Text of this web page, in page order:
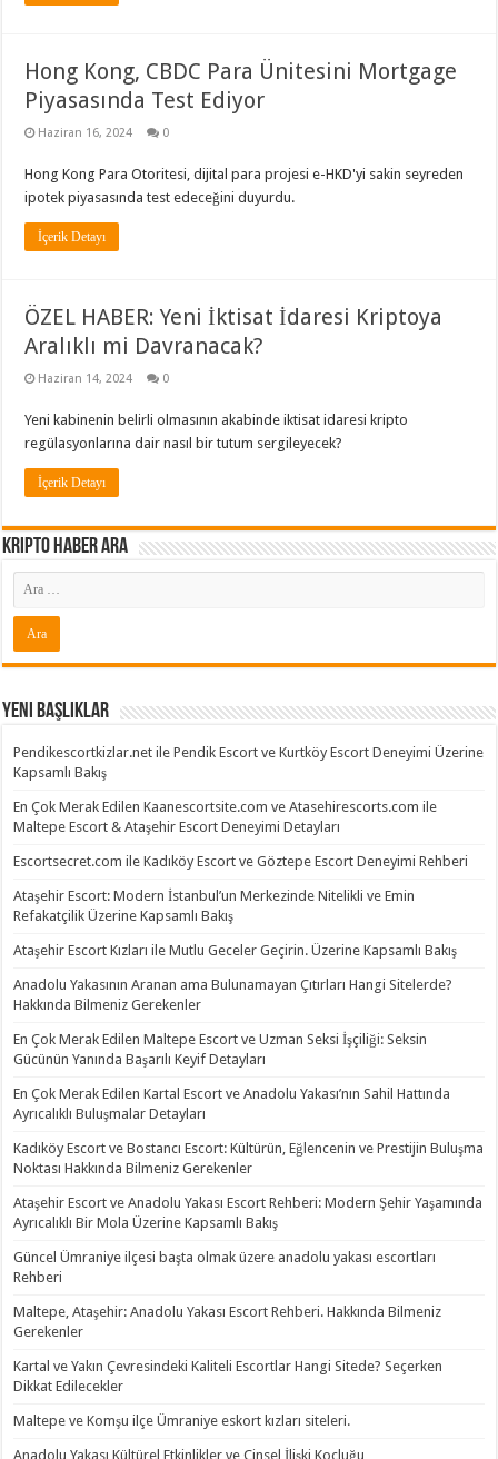
Hong Kong, CBDC Para Ünitesini Mortgage
Piyasasında Test Ediyor
Haziran 16, 2024 0
Hong Kong Para Otoritesi, dijital para projesi e-HKD'yi sakin seyreden
ipotek piyasasında test edeceğini duyurdu.
İçerik Detayı
ÖZEL HABER: Yeni İktisat İdaresi Kriptoya
Aralıklı mi Davranacak?
Haziran 14, 2024 0
Yeni kabinenin belirli olmasının akabinde iktisat idaresi kripto
regülasyonlarına dair nasıl bir tutum sergileyecek?
İçerik Detayı
Kripto Haber ARA
Yeni Başlıklar
Pendikescortkizlar.net ile Pendik Escort ve Kurtköy Escort Deneyimi Üzerine
Kapsamlı Bakış
En Çok Merak Edilen Kaanescortsite.com ve Atasehirescorts.com ile
Maltepe Escort & Ataşehir Escort Deneyimi Detayları
Escortsecret.com ile Kadıköy Escort ve Göztepe Escort Deneyimi Rehberi
Ataşehir Escort: Modern İstanbul’un Merkezinde Nitelikli ve Emin
Refakatçilik Üzerine Kapsamlı Bakış
Ataşehir Escort Kızları ile Mutlu Geceler Geçirin. Üzerine Kapsamlı Bakış
Anadolu Yakasının Aranan ama Bulunamayan Çıtırları Hangi Sitelerde?
Hakkında Bilmeniz Gerekenler
En Çok Merak Edilen Maltepe Escort ve Uzman Seksi İşçiliği: Seksin
Gücünün Yanında Başarılı Keyif Detayları
En Çok Merak Edilen Kartal Escort ve Anadolu Yakası’nın Sahil Hattında
Ayrıcalıklı Buluşmalar Detayları
Kadıköy Escort ve Bostancı Escort: Kültürün, Eğlencenin ve Prestijin Buluşma
Noktası Hakkında Bilmeniz Gerekenler
Ataşehir Escort ve Anadolu Yakası Escort Rehberi: Modern Şehir Yaşamında
Ayrıcalıklı Bir Mola Üzerine Kapsamlı Bakış
Güncel Ümraniye ilçesi başta olmak üzere anadolu yakası escortları
Rehberi
Maltepe, Ataşehir: Anadolu Yakası Escort Rehberi. Hakkında Bilmeniz
Gerekenler
Kartal ve Yakın Çevresindeki Kaliteli Escortlar Hangi Sitede? Seçerken
Dikkat Edilecekler
Maltepe ve Komşu ilçe Ümraniye eskort kızları siteleri.
Anadolu Yakası Kültürel Etkinlikler ve Cinsel İlişki Koçluğu